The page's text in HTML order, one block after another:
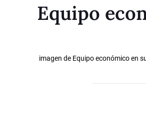
Equipo
imagen de Equipo económico en